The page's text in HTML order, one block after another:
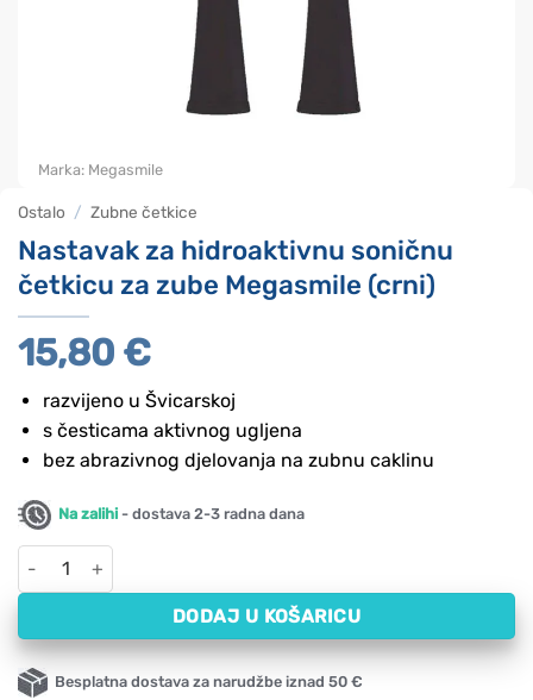
Ostalo / Zubne četkice
Nastavak za hidroaktivnu soničnu
četkicu za zube Megasmile (crni)
15,80 €
razvijeno u Švicarskoj
s česticama aktivnog ugljena
bez abrazivnog djelovanja na zubnu caklinu
Na zalihi - dostava 2-3 radna dana
Nastavak za hidroaktivnu soničnu četkicu za zube Megasmile
DODAJ U KOŠARICU
Besplatna dostava za narudžbe iznad 50 €
Marka: Megasmile